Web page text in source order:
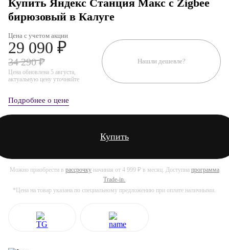
Купить Яндекс Станция Макс с Zigbee
бирюзовый в Калуге
Цена с учетом акции
29 090 ₽
34 290 ₽
Цена обновлена 5 августа,
актуальную цену уточняйте
Нашли дешевле?
Подробнее о цене
Купить
Можно приобрести в рассрочкуначиная от 4 999 ₽ в месяц. Доступна программа
Trade-in.
*Цена на товар указана по специальному предложению при оплате наличными.